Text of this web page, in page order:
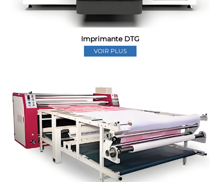
Imprimante DTG
VOIR PLUS